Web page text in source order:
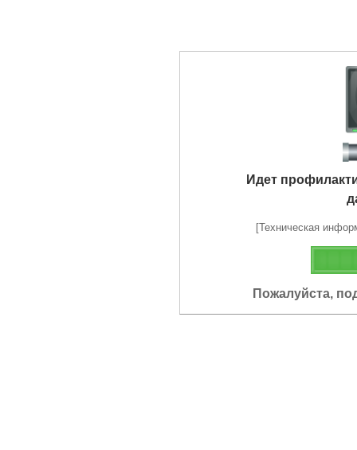
Идет
[Техническая
Пожалуйста,